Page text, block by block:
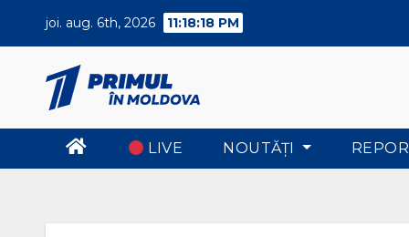
joi. aug. 6th, 2026 11:18:18 PM
LIVE NOUTĂŢI